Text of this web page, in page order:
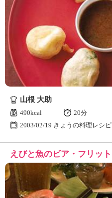
山根 大助
490kcal
20分
2003/02/19 きょうの料理レシピ
えびと魚のビア・フリット